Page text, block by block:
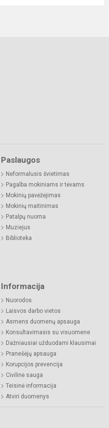
Paslaugos
Neformalusis švietimas
Pagalba mokiniams ir tėvams
Mokinių pavėžėjimas
Mokinių maitinimas
Patalpų nuoma
Muziejus
Biblioteka
Informacija
Nuorodos
Laisvos darbo vietos
Asmens duomenų apsauga
Konsultavimasis su visuomene
Dažniausiai užduodami klausimai
Pranešėjų apsauga
Korupcijos prevencija
Civilinė sauga
Teisinė informacija
Atviri duomenys